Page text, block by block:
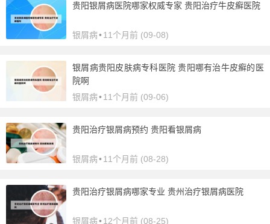
贵阳银屑病医院哪家权威专家 贵阳治疗牛皮癣医院
银屑病•11个月前 (09-08)
银屑病贵阳皮肤病专科医院 贵阳哪有治牛皮癣的医
院啊
银屑病•11个月前 (09-06)
贵阳治疗银屑病预约 贵阳看银屑病
银屑病•11个月前 (08-28)
贵阳治疗银屑病哪家专业 贵州治疗银屑病医院
银屑病•12个月前 (08-25)